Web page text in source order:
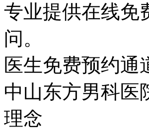
专业提供在线免
问。
医生免费预约通
中山东方男科医
理念